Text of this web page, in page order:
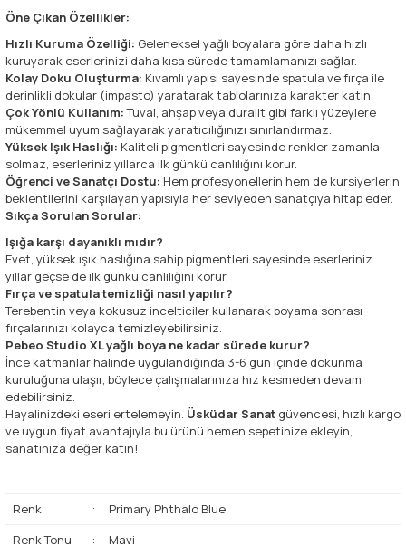
Öne Çıkan Özellikler:
Hızlı Kuruma Özelliği: Geleneksel yağlı boyalara göre daha hızlı
kuruyarak eserlerinizi daha kısa sürede tamamlamanızı sağlar.
Kolay Doku Oluşturma: Kıvamlı yapısı sayesinde spatula ve fırça ile
derinlikli dokular (impasto) yaratarak tablolarınıza karakter katın.
Çok Yönlü Kullanım:Tuval, ahşap veya duralit gibi farklı yüzeylere
mükemmel uyum sağlayarak yaratıcılığınızı sınırlandırmaz.
Yüksek Işık Haslığı: Kaliteli pigmentleri sayesinde renkler zamanla
solmaz, eserleriniz yıllarca ilk günkü canlılığını korur.
Öğrenci ve Sanatçı Dostu: Hem profesyonellerin hem de kursiyerlerin
beklentilerini karşılayan yapısıyla her seviyeden sanatçıya hitap eder.
Sıkça Sorulan Sorular:
Işığa karşı dayanıklı mıdır?
Evet, yüksek ışık haslığına sahip pigmentleri sayesinde eserleriniz
yıllar geçse de ilk günkü canlılığını korur.
Fırça ve spatula temizliği nasıl yapılır?
Terebentin veya kokusuz incelticiler kullanarak boyama sonrası
fırçalarınızı kolayca temizleyebilirsiniz.
Pebeo Studio XL yağlı boya ne kadar sürede kurur?
İnce katmanlar halinde uygulandığında 3-6 gün içinde dokunma
kuruluğuna ulaşır, böylece çalışmalarınıza hız kesmeden devam
edebilirsiniz.
Hayalinizdeki eseri ertelemeyin. Üsküdar Sanat güvencesi, hızlı kargo
ve uygun fiyat avantajıyla bu ürünü hemen sepetinize ekleyin,
sanatınıza değer katın!
Renk :
Primary Phthalo Blue
Renk Tonu
:
Mavi